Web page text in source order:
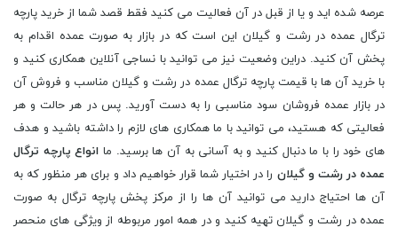
عرصه شده اید و یا از قبل در آن فعالیت می کنید فقط قصد شما از خرید پارچه
ترگال عمده در رشت و گیلان این است که در بازار به صورت عمده اقدام به
پخش آن کنید. دراین وضعیت نیز می توانید با نساجی آنلاین همکاری کنید و
با خرید آن ها با قیمت پارچه ترگال عمده در رشت و گیلان مناسب و فروش آن
در بازار عمده فروشان سود مناسبی را به دست آورید. پس در هر حالت و هر
فعالیتی که هستید، می توانید با ما همکاری های لازم را داشته باشید و هدف
های خود را با ما دنبال کنید و به آسانی به آن ها برسید. ما انواع پارچه ترگال
عمده در رشت و گیلان را در اختیار شما قرار خواهیم داد و برای هر منظور که به
آن ها احتیاج دارید می توانید آن ها را از مرکز پخش پارچه ترگال به صورت
عمده در رشت و گیلان تهیه کنید و در همه امور مربوطه از ویژگی های منحصر